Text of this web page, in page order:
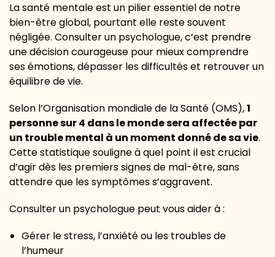
La santé mentale est un pilier essentiel de notre
bien-être global, pourtant elle reste souvent
négligée. Consulter un psychologue, c’est prendre
une décision courageuse pour mieux comprendre
ses émotions, dépasser les difficultés et retrouver un
équilibre de vie.
Selon l’Organisation mondiale de la Santé (OMS),1
personne sur 4 dans le monde sera affectée par
un trouble mental à un moment donné de sa vie.
Cette statistique souligne à quel point il est crucial
d’agir dès les premiers signes de mal-être, sans
attendre que les symptômes s’aggravent.
Consulter un psychologue peut vous aider à :
Gérer le stress, l’anxiété ou les troubles de
l’humeur